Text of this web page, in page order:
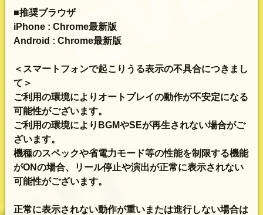
■推奨ブラウザ
iPhone : Chrome最新版
Android : Chrome最新版
＜スマートフォンで起こりうる表示の不具合につきまし
て＞
ご利用の環境によりオートプレイの動作が不安定になる
可能性がございます。
ご利用の環境によりBGMやSEが再生されない場合がご
ざいます。
機種のスペックや省電力モード等の性能を制限する機能
がONの場合、リール停止や演出が正常に表示されない
可能性がございます。
正常に表示されない動作が重いまたは進行しない場合は